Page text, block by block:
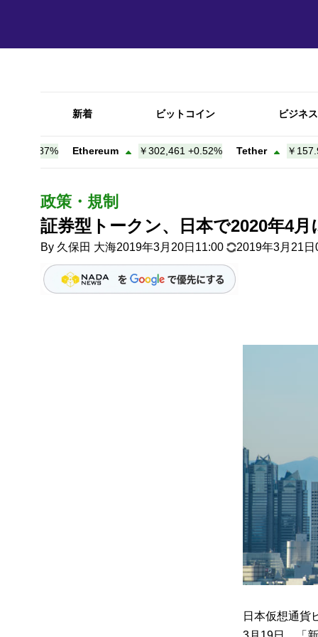
新着 ビットコイン ビジネス
Ethereum ￥302,461+ 0.52% Tether ￥157.98+
政策・規制
証券型トークン、日本で2020年4
By 久保田 大海2019年3月20日11:00 2019年3月21日
日本仮想通貨